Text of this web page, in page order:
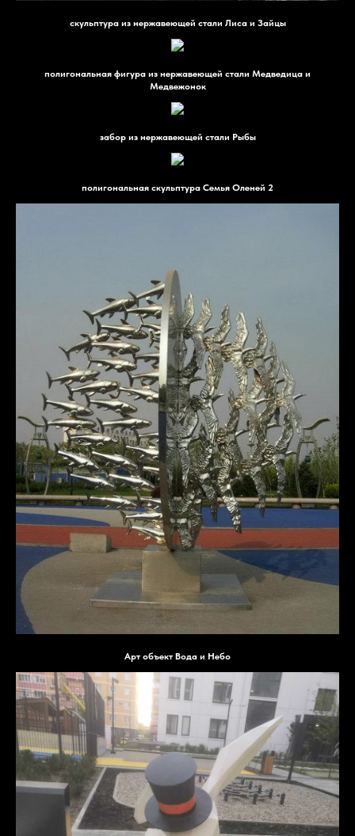
скульптура из нержавеющей стали Лиса и Зайцы
полигональная фигура из нержавеющей стали Медведица и
Медвежонок
забор из нержавеющей стали Рыбы
полигональная скульптура Семья Оленей 2
Арт объект Вода и Небо